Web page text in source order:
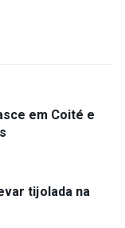
em Coité e
tijolada na